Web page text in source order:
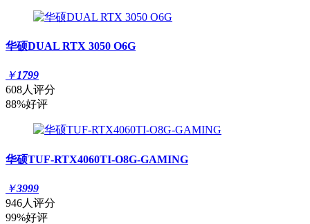
华硕DUAL RTX 3050 O6G
￥1799
608人评分
88%好评
华硕TUF-RTX4060TI-O8G-GAMING
￥3999
946人评分
99%好评